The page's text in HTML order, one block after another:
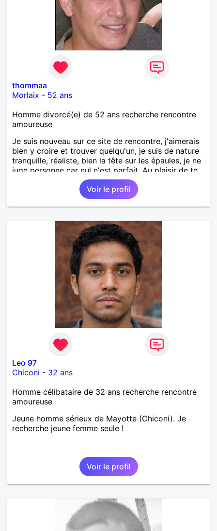
thommaa
Morlaix - 52 ans
Homme divorcé(e) de 52 ans recherche rencontre
amoureuse
Je suis nouveau sur ce site de rencontre, j'aimerais
bien y croire et trouver quelqu'un, je suis de nature
tranquille, réaliste, bien la tête sur les épaules, je ne
juge personne car nul n'est parfait. Au plaisir de te
Voir le profil
Leo 97
Chiconi - 32 ans
Homme célibataire de 32 ans recherche rencontre
amoureuse
Jeune homme sérieux de Mayotte (Chiconi). Je
recherche jeune femme seule !
Voir le profil